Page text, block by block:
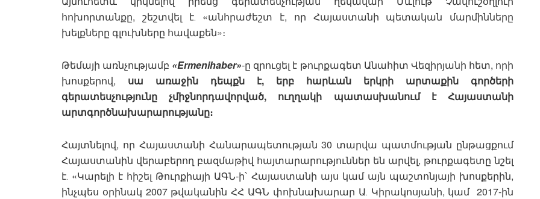
հոխորտանքը, շեշտվել է․ «անհրաժեշտ է, որ Հայաստանի պետական մարմինները
խելքները գլուխները հավաքեն»։
Թեմայի առնչությամբ «Ermenihaber»-ը զրուցել է թուրքագետ Անահիտ Վեզիրյանի հետ, որի
խոսքերով, սա առաջին դեպքն է, երբ հարևան երկրի արտաքին գործերի
գերատեսչությունը չմիջնորդավորված, ուղղակի պատասխանում է Հայաստանի
արտգործնախարարությանը։
Հայտնելով, որ Հայաստանի Հանարապետության 30 տարվա պատմության ընթացքում
Հայաստանին վերաբերող բազմաթիվ հայտարարություններ են արվել, թուրքագետը նշել
է․ «Կարելի է հիշել Թուրքիայի ԱԳՆ-ի՝ Հայաստանի այս կամ այն պաշտոնյայի խոսքերին,
ինչպես օրինակ 2007 թվականին ՀՀ ԱԳՆ փոխնախարար Ա․ Կիրակոսյանի, կամ 2017-ին